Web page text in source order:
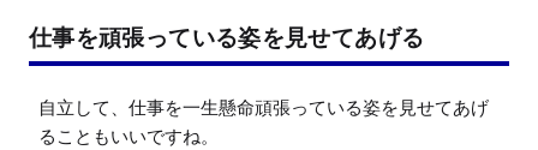
仕事を頑張っている姿を見せてあげる
自立して、仕事を一生懸命頑張っている姿を見せてあげ
ることもいいですね。